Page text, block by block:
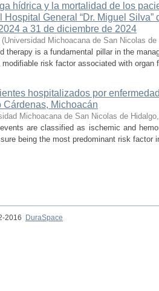
hídrica y la mortalidad de los
General “Dr. Miguel
a 31 de diciembre de 2024
(Universidad Michoacana de San Nicolas de
therapy is a fundamental pillar in the
risk factor associated with organ
hospitalizados por
Cárdenas, Michoacán
Michoacana de San Nicolas de Hidalgo
are classified as ischemic and
being the most predominant risk factor
2016
DuraSpace